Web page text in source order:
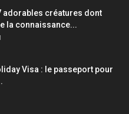
adorables créatures dont
la connaissance...
Visa : le passeport pour